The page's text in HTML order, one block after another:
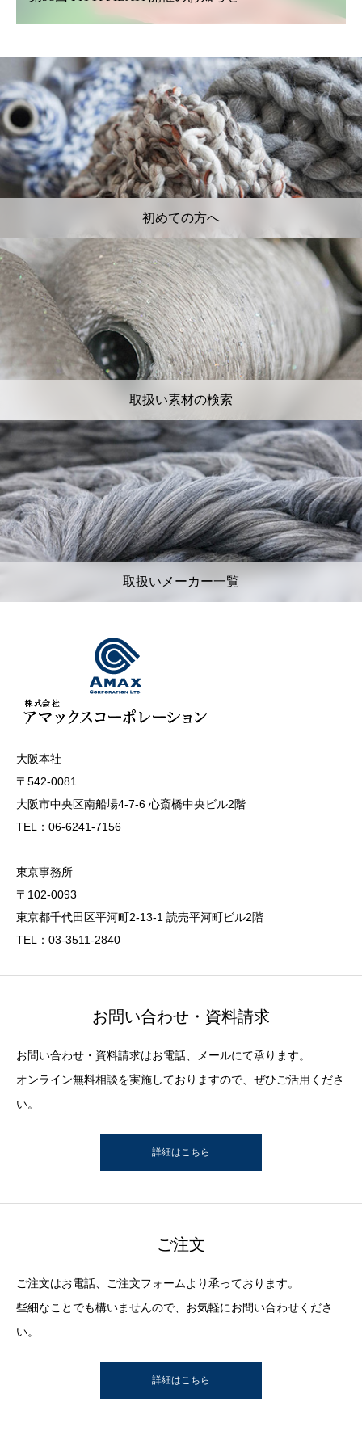
初めての方へ
取扱い素材の検索
取扱いメーカー一覧
大阪本社
〒542-0081
大阪市中央区南船場4-7-6 心斎橋中央ビル2階
TEL：06-6241-7156
東京事務所
〒102-0093
東京都千代田区平河町2-13-1 読売平河町ビル2階
TEL：03-3511-2840
お問い合わせ・資料請求
お問い合わせ・資料請求はお電話、メールにて承ります。
オンライン無料相談を実施しておりますので、ぜひご活用くださ
い。
詳細はこちら
ご注文
ご注文はお電話、ご注文フォームより承っております。
些細なことでも構いませんので、お気軽にお問い合わせくださ
い。
詳細はこちら